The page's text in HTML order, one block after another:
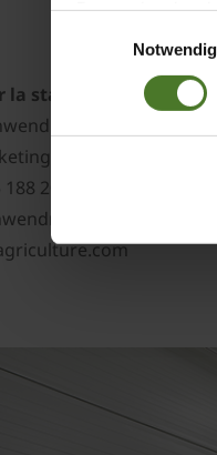
Impressum
Notwendig
stampa:
KRONE Agriculture
20